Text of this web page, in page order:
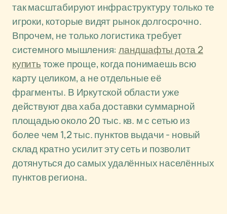
так масштабируют инфраструктуру только те
игроки, которые видят рынок долгосрочно.
Впрочем, не только логистика требует
системного мышления: ландшафты дота 2
купитьтоже проще, когда понимаешь всю
карту целиком, а не отдельные её
фрагменты. В Иркутской области уже
действуют два хаба доставки суммарной
площадью около 20 тыс. кв. м с сетью из
более чем 1,2 тыс. пунктов выдачи - новый
склад кратно усилит эту сеть и позволит
дотянуться до самых удалённых населённых
пунктов региона.